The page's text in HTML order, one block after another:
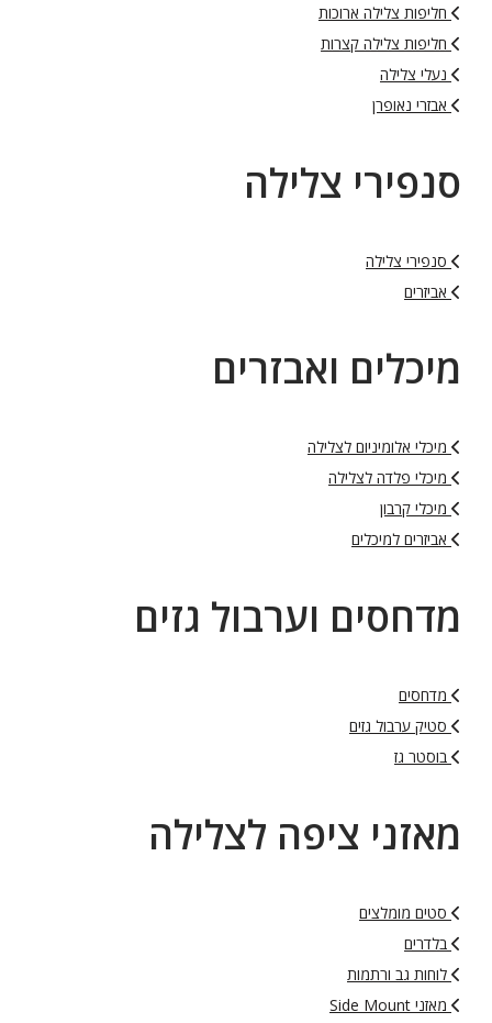
חליפות צלילה ארוכות
חליפות צלילה קצרות
נעלי צלילה
אבזרי נאופרן
סנפירי צלילה
סנפירי צלילה
אביזרים
מיכלים ואבזרים
מיכלי אלומיניום לצלילה
מיכלי פלדה לצלילה
מיכלי קרבון
אביזרים למיכלים
מדחסים וערבול גזים
מדחסים
סטיק ערבול גזים
בוסטר גז
מאזני ציפה לצלילה
סטים מומלצים
בלדרים
לוחות גב ורתמות
מאזני Side Mount